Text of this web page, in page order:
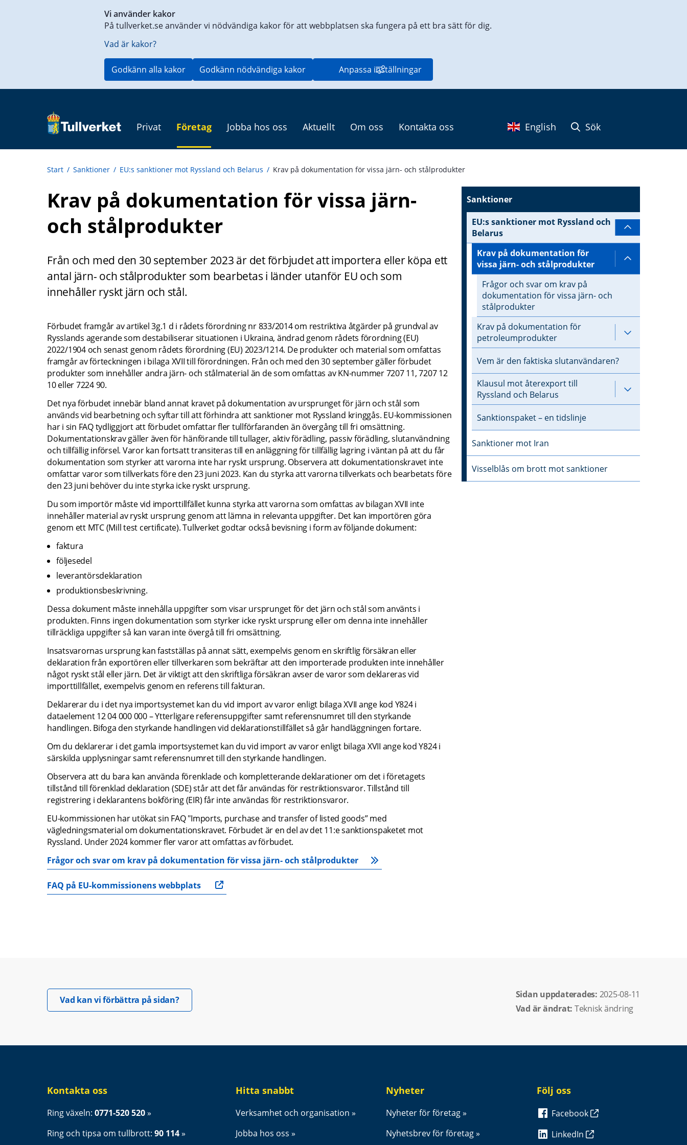
Vi använder kakor
På tullverket.se använder vi nödvändiga kakor för att webbplatsen ska fungera på ett bra sätt för dig.
Vad är kakor?
Godkänn alla kakor Godkänn nödvändiga kakor Anpassa inställningar
Privat Företag Jobba hos oss Aktuellt Om oss Kontakta oss English Sök
Start / Sanktioner / EU:s sanktioner mot Ryssland och Belarus / Krav på dokumentation för vissa järn- och stålprodukter
Krav på dokumentation för vissa järn-
och stålprodukter
Från och med den 30 september 2023 är det förbjudet att importera eller köpa ett
antal järn- och stålprodukter som bearbetas i länder utanför EU och som
innehåller ryskt järn och stål.
Förbudet framgår av artikel 3g.1 d i rådets förordning nr 833/2014 om restriktiva åtgärder på grundval av
Rysslands agerande som destabiliserar situationen i Ukraina, ändrad genom rådets förordning (EU)
2022/1904 och senast genom rådets förordning (EU) 2023/1214. De produkter och material som omfattas
framgår av förteckningen i bilaga XVII till förordningen. Från och med den 30 september gäller förbudet
produkter som innehåller andra järn- och stålmaterial än de som omfattas av KN-nummer 7207 11, 7207 12
10 eller 7224 90.
Det nya förbudet innebär bland annat kravet på dokumentation av ursprunget för järn och stål som
används vid bearbetning och syftar till att förhindra att sanktioner mot Ryssland kringgås. EU-kommissionen
har i sin FAQ tydliggjort att förbudet omfattar fler tullförfaranden än övergång till fri omsättning.
Dokumentationskrav gäller även för hänförande till tullager, aktiv förädling, passiv förädling, slutanvändning
och tillfällig införsel. Varor kan fortsatt transiteras till en anläggning för tillfällig lagring i väntan på att du får
dokumentation som styrker att varorna inte har ryskt ursprung. Observera att dokumentationskravet inte
omfattar varor som tillverkats före den 23 juni 2023. Kan du styrka att varorna tillverkats och bearbetats före
den 23 juni behöver du inte styrka icke ryskt ursprung.
Du som importör måste vid importtillfället kunna styrka att varorna som omfattas av bilagan XVII inte
innehåller material av ryskt ursprung genom att lämna in relevanta uppgifter. Det kan importören göra
genom ett MTC (Mill test certificate). Tullverket godtar också bevisning i form av följande dokument:
faktura
följesedel
leverantörsdeklaration
produktionsbeskrivning.
Dessa dokument måste innehålla uppgifter som visar ursprunget för det järn och stål som använts i
produkten. Finns ingen dokumentation som styrker icke ryskt ursprung eller om denna inte innehåller
tillräckliga uppgifter så kan varan inte övergå till fri omsättning.
Insatsvarornas ursprung kan fastställas på annat sätt, exempelvis genom en skriftlig försäkran eller
deklaration från exportören eller tillverkaren som bekräftar att den importerade produkten inte innehåller
något ryskt stål eller järn. Det är viktigt att den skriftliga försäkran avser de varor som deklareras vid
importtillfället, exempelvis genom en referens till fakturan.
Deklarerar du i det nya importsystemet kan du vid import av varor enligt bilaga XVII ange kod Y824 i
dataelement 12 04 000 000 – Ytterligare referensuppgifter samt referensnumret till den styrkande
handlingen. Bifoga den styrkande handlingen vid deklarationstillfället så går handläggningen fortare.
Om du deklarerar i det gamla importsystemet kan du vid import av varor enligt bilaga XVII ange kod Y824 i
särskilda upplysningar samt referensnumret till den styrkande handlingen.
Observera att du bara kan använda förenklade och kompletterande deklarationer om det i företagets
tillstånd till förenklad deklaration (SDE) står att det får användas för restriktionsvaror. Tillstånd till
registrering i deklarantens bokföring (EIR) får inte användas för restriktionsvaror.
EU-kommissionen har utökat sin FAQ "Imports, purchase and transfer of listed goods” med
vägledningsmaterial om dokumentationskravet. Förbudet är en del av det 11:e sanktionspaketet mot
Ryssland. Under 2024 kommer fler varor att omfattas av förbudet.
Frågor och svar om krav på dokumentation för vissa järn- och stålprodukter
FAQ på EU-kommissionens webbplats
Sanktioner
EU:s sanktioner mot Ryssland och
Belarus
Krav på dokumentation för
vissa järn- och stålprodukter
Frågor och svar om krav på
dokumentation för vissa järn- och
stålprodukter
Krav på dokumentation för
petroleumprodukter
Vem är den faktiska slutanvändaren?
Klausul mot återexport till
Ryssland och Belarus
Sanktionspaket – en tidslinje
Sanktioner mot Iran
Visselblås om brott mot sanktioner
Vad kan vi förbättra på sidan?Öppnas i nytt fönster. Sidan uppdaterades: 2025-08-11
Vad är ändrat: Teknisk ändring
Kontakta oss
Ring växeln: 0771-520 520
Ring och tipsa om tullbrott: 90 114
Hitta snabbt
Verksamhet och organisation
Jobba hos oss
Nyheter
Nyheter för företag
Nyhetsbrev för företag
Följ oss
Facebook
LinkedIn